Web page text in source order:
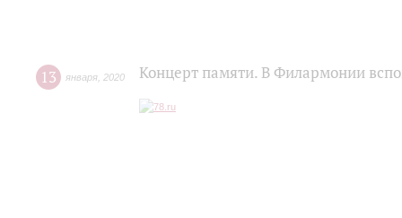
13 января 2020 Концерт памяти. В Филармонии